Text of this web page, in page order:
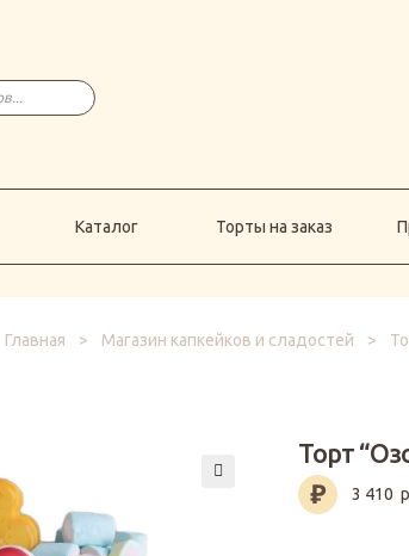
Каталог Торты на заказ
Главная > Магазин капкейков и сладостей >
Торт
3 410